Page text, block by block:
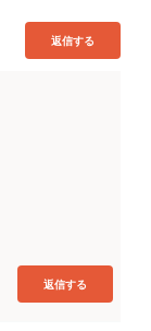
返信する
返信する